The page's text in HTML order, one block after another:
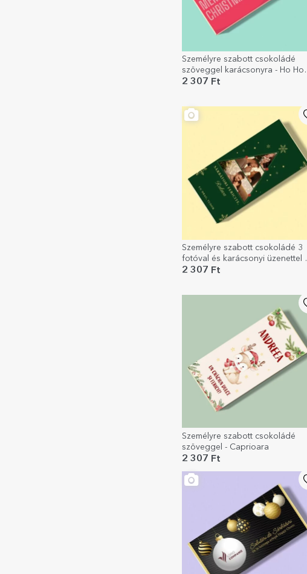
Személyre szabott csokoládé
szöveggel karácsonyra - Ho Ho
Ho
2 307 Ft
Személyre szabott csokoládé 3
fotóval és karácsonyi üzenettel -
Karácsonyfa
2 307 Ft
Személyre szabott csokoládé
szöveggel - Caprioara
2 307 Ft